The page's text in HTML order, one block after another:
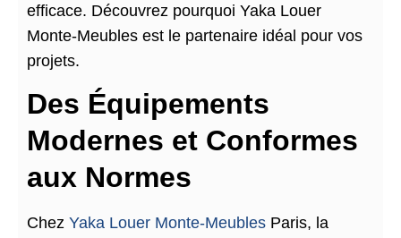
efficace. Découvrez pourquoi Yaka Louer
Monte-Meubles est le partenaire idéal pour vos
projets.
Des Équipements
Modernes et Conformes
aux Normes
Chez Yaka Louer Monte-Meubles Paris, la